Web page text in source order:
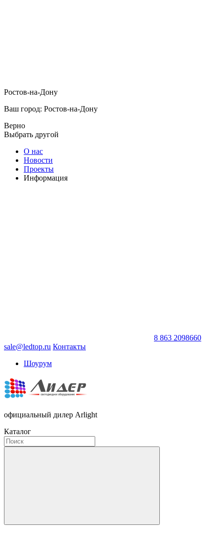
Ростов-на-Дону
Ваш город: Ростов-на-Дону
Верно
Выбрать другой
О нас
Новости
Проекты
Информация
8 863 2098660
sale@ledtop.ru Контакты
Шоурум
официальный дилер Arlight
Каталог